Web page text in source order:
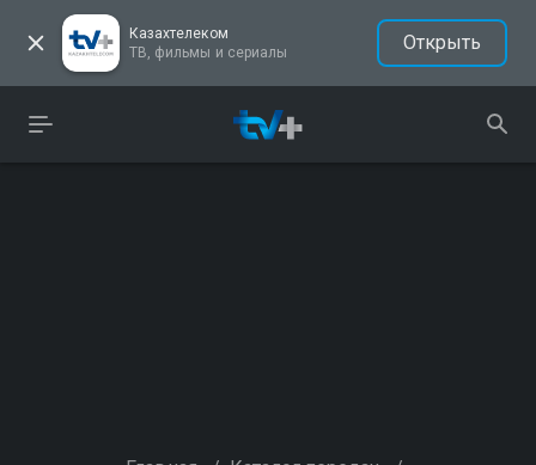
Казахтелеком
ТВ, фильмы и сериалы
Открыть